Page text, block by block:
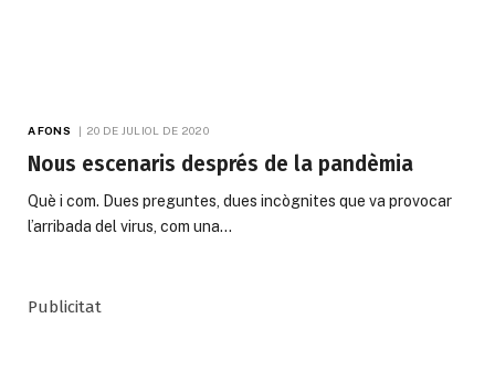
A FONS 20 DE JULIOL DE 2020
Nous escenaris després de la pandèmia
Què i com. Dues preguntes, dues incògnites que va provocar
l’arribada del virus, com una…
Publicitat